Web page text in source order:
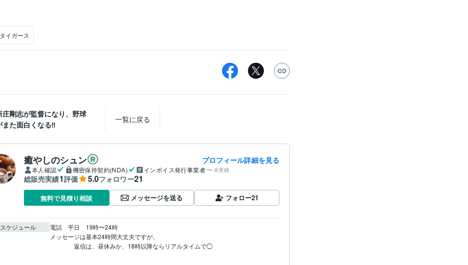
イガース
庄剛志が監督になり、野球
また面白くなる‼
一覧に戻る
癒やしのシュン プロフィール詳細を見る
本人確認 機密保持契約(NDA) インボイス発行事業者 未登録
総販売実績1評価 5.0フォロワー21
無料で見積り相談 メッセージを送る フォロー21
スケジュール
電話　平日　19時〜24時
メッセージは基本24時間大丈夫ですが、
返信は、昼休みか、18時以降ならリアルタイムで◯